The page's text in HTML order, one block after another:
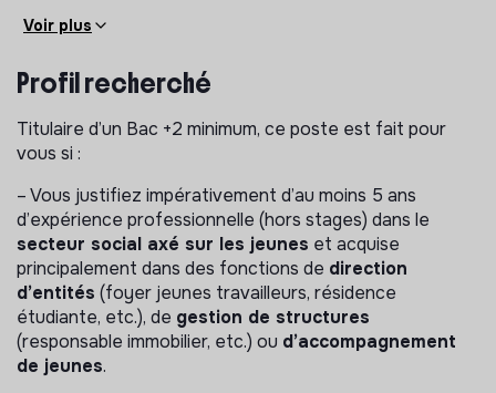
projets et à l’évolution de l’association.
Vous aurez pour mission de :
Développer l’attractivité du site et d’optimiser son
remplissage en assurant un suivi attentif des
Veiller à la qualité et au bon fonctionnement des
infrastructures pour offrir un environnement sûr et
agréable
Réaliser le suivi administratif du site (facturation du
théâtre, gestion de la boite mail « contact » de
l’association, etc.)
Collaborer avec les équipes pour faire évoluer les
pratiques et renforcer l’impact de l’association
Voir plus
Profil recherché
Titulaire d’un Bac +2 minimum, ce poste est fait pour
vous si :
– Vous justifiez impérativement d’au moins 5 ans
d’expérience professionnelle (hors stages) dans le
secteur social axé sur les jeunes et acquise
principalement dans des fonctions de direction
d’entités (foyer jeunes travailleurs, résidence
étudiante, etc.), de gestion de structures
(responsable immobilier, etc.) ou d’accompagnement
de jeunes.